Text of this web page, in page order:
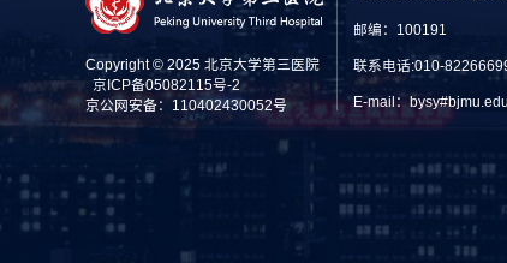
Copyright © 2025 北京大学第三医院
京ICP备05082115号-2
京公网安备：110402430052号
邮编：100191
联系电话:010-
E-mail：